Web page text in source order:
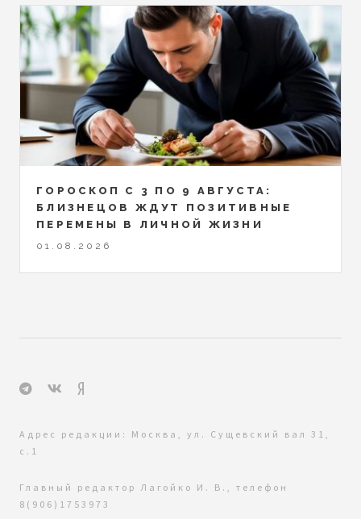
ГОРОСКОП С 3 ПО 9 АВГУСТА:
БЛИЗНЕЦОВ ЖДУТ ПОЗИТИВНЫЕ
ПЕРЕМЕНЫ В ЛИЧНОЙ ЖИЗНИ
01.08.2026
Адрес редакции: Москва, ул. Сущевский вал 31,
с.1
Главный редактор Лагойко И. В., телефон
8(906)1753973